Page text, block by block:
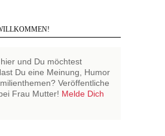
und Du möchtest
Du eine Meinung, Humor
Veröffentliche
Frau Mutter! Melde Dich